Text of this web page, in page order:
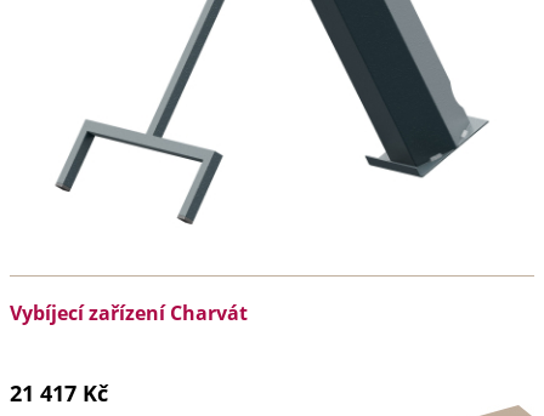
Vybíjecí zařízení Charvát
21 417 Kč